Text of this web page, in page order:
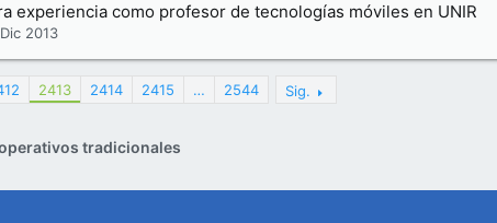
experiencia como profesor de tecnologías móviles en UNIR
2013
2413 2414 2415 … 2544 Sig.
tradicionales